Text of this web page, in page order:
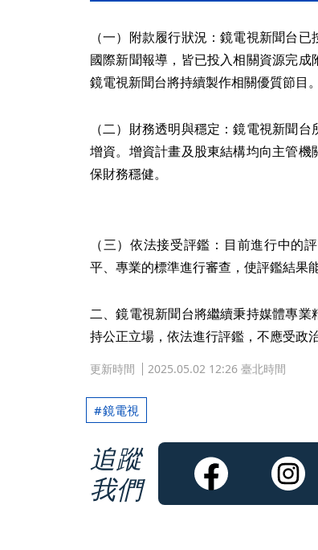
（一）附款履行狀況：鏡電視新聞台
國際新聞報導，皆已投入相關資源完
鏡電視新聞台將持續製作相關優質節目。
（二）財務透明與穩定：鏡電視新聞
增資。增資計畫及股東結構均向主管
保財務穩健。
（三）依法接受評鑑：目前進行中的
平、專業的標準進行審查，使評鑑結果
二、鏡電視新聞台將繼續秉持媒體專
持公正立場，依法進行評鑑，不應受政
更新時間 2025.05.02 12:26 臺北時間
鏡電視
追蹤
我們